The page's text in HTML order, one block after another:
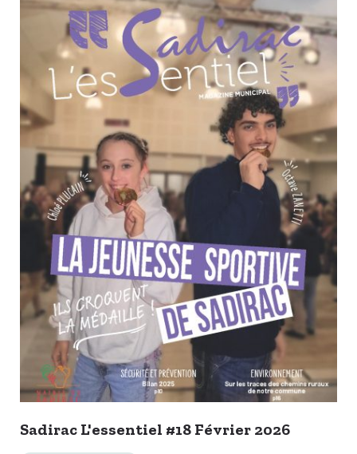
Sadirac L'essentiel #18 Février 2026